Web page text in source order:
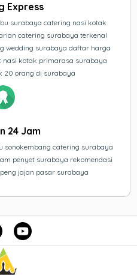
Express
surabaya catering nasi kotak
catering surabaya terkenal
wedding surabaya daftar harga
kotak primarasa surabaya
20 orang di surabaya
24 Jam
sonokembang catering surabaya
penyet surabaya rekomendasi
jajan pasar surabaya